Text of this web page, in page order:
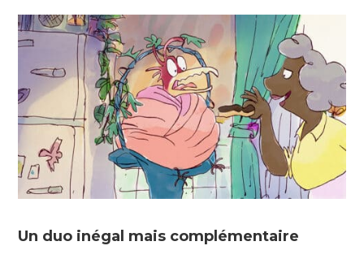
Blake" © Eagle Eye Drama Limited MMXX1V - Little
Un duo inégal mais complémentaire